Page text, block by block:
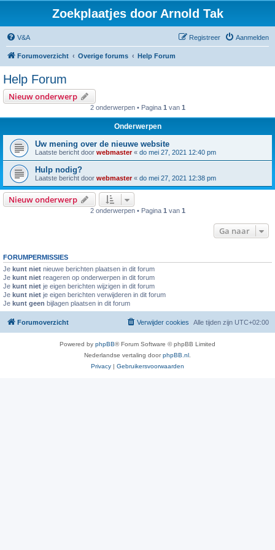
Zoekplaatjes door Arnold Tak
V&A Aanmelden
Registreer
Forumoverzicht Overige forums Help Forum
Help Forum
Nieuw onderwerp
2 onderwerpen • Pagina 1 van 1
Onderwerpen
Uw mening over de nieuwe website
Laatste bericht door webmaster« do mei 27, 2021 12:40 pm
Hulp nodig?
Laatste bericht door webmaster« do mei 27, 2021 12:38 pm
Nieuw onderwerp
2 onderwerpen • Pagina 1 van 1
Ga naar
FORUMPERMISSIES
Je kunt niet nieuwe berichten plaatsen in dit forum
Je kunt niet reageren op onderwerpen in dit forum
Je kunt niet je eigen berichten wijzigen in dit forum
Je kunt niet je eigen berichten verwijderen in dit forum
Je kunt geen bijlagen plaatsen in dit forum
Forumoverzicht Alle tijden zijn UTC+02:00
Verwijder cookies
Powered by phpBB® Forum Software © phpBB Limited
Nederlandse vertaling doorphpBB.nl
Privacy | Gebruikersvoorwaarden